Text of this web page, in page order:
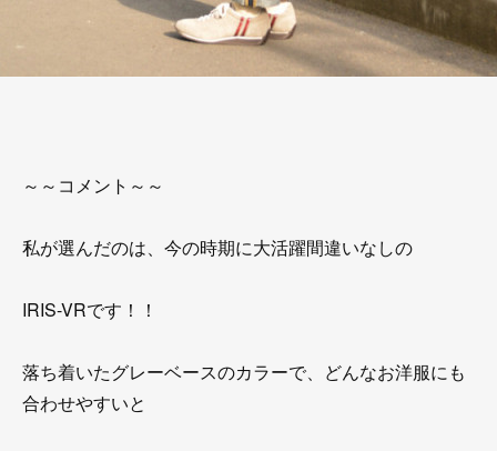
～～コメント～～
私が選んだのは、今の時期に大活躍間違いなしの
IRIS-VRです！！
落ち着いたグレーベースのカラーで、どんなお洋服にも
合わせやすいと